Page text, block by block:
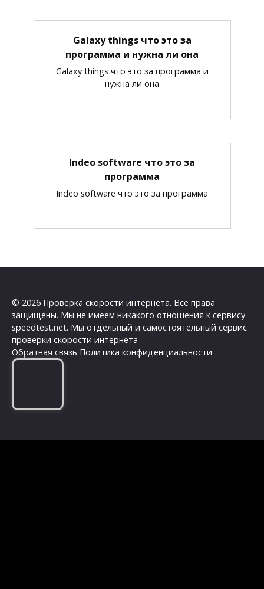
Galaxy things что это за
программа и нужна ли она
Galaxy things что это за программа и
нужна ли она
Indeo software что это за
программа
Indeo software что это за программа
© 2026 Проверка скорости интернета. Все права
защищены. Мы не имеем никакого отношения к сервису
speedtest.net. Мы отдельный и самостоятельный сервис
проверки скорости интернета
Обратная связь Политика конфиденциальности